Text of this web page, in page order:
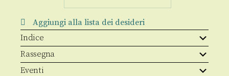
Aggiungi alla lista dei desideri
Indice
Rassegna
Eventi